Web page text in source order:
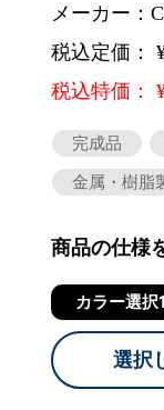
メーカー：
税込定価：
税込特価：
完成品
金属・樹脂
商品の仕様
カラー選択1
選択